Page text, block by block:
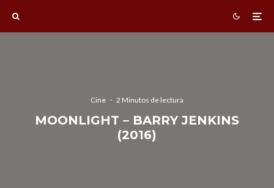
Cine · 2 Minutos de lectura
MOONLIGHT – BARRY JENKINS
(2016)